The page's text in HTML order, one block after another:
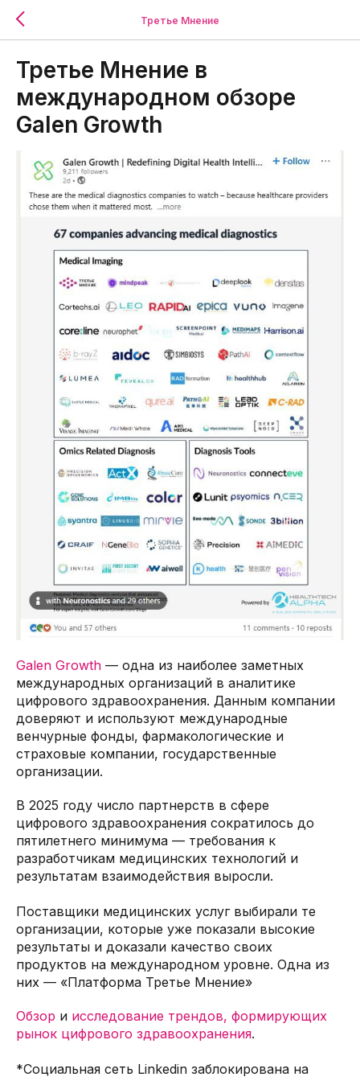
Третье Мнение
Третье Мнение в
международном обзоре
Galen Growth
Galen Growth — одна из наиболее заметных
международных организаций в аналитике
цифрового здравоохранения. Данным компании
доверяют и используют международные
венчурные фонды, фармакологические и
страховые компании, государственные
организации.
В 2025 году число партнерств в сфере
цифрового здравоохранения сократилось до
пятилетнего минимума — требования к
разработчикам медицинских технологий и
результатам взаимодействия выросли.
Поставщики медицинских услуг выбирали те
организации, которые уже показали высокие
результаты и доказали качество своих
продуктов на международном уровне. Одна из
них — «Платформа Третье Мнение»
Обзор и исследование трендов, формирующих
рынок цифрового здравоохранения.
*Социальная сеть Linkedin заблокирована на